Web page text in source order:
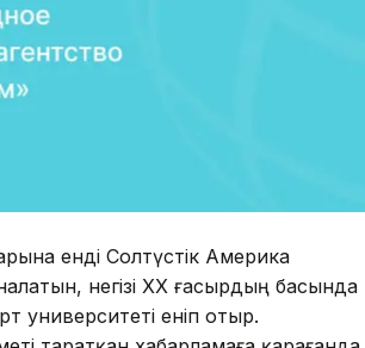
енді Солтүстік Америка
негізі ХХ ғасырдың басында
университеті еніп отыр.